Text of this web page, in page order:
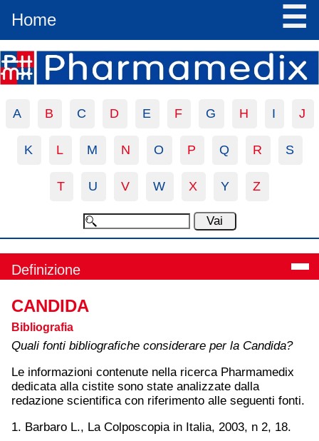
Home ☰
A B C D E F G H I J
K L M N O P Q R S
T U V W X Y Z
Definizione
CANDIDA
Bibliografia
Quali fonti bibliografiche considerare per la Candida?
Le informazioni contenute nella ricerca Pharmamedix
dedicata alla cistite sono state analizzate dalla
redazione scientifica con riferimento alle seguenti fonti.
1. Barbaro L., La Colposcopia in Italia, 2003, n 2, 18.